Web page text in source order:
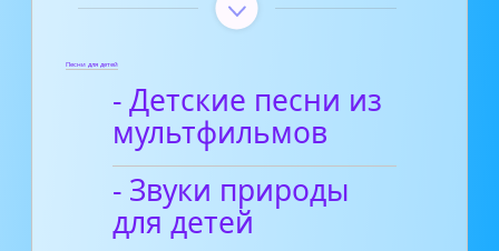
Песни для детей
- Детские песни из
мультфильмов
- Звуки природы
для детей